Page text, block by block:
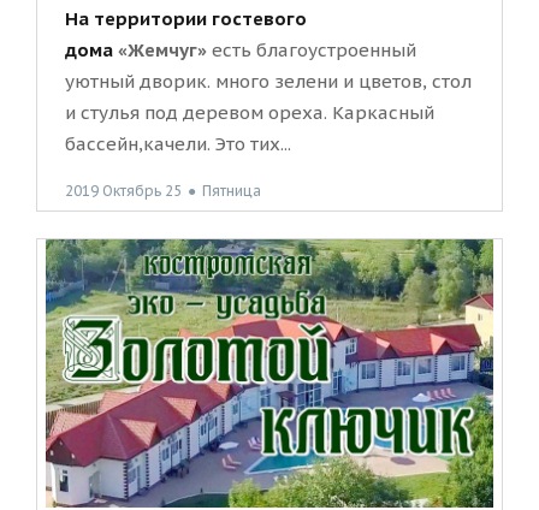
На территории гостевого
дома «Жемчуг» есть благоустроенный
уютный дворик. много зелени и цветов, стол
и стулья под деревом ореха. Каркасный
бассейн,качели. Это тих...
2019 Октябрь 25 ● Пятница